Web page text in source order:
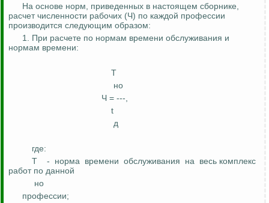
На основе норм, приведенных в настоящем сборнике,
расчет численности рабочих (Ч) по каждой профессии
производится следующим образом:
1. При расчете по нормам времени обслуживания и
нормам времени:
Т
но
Ч = ---,
t
д
где:
Т
- норма времени обслуживания на весь комплекс
работ по данной
но
профессии;